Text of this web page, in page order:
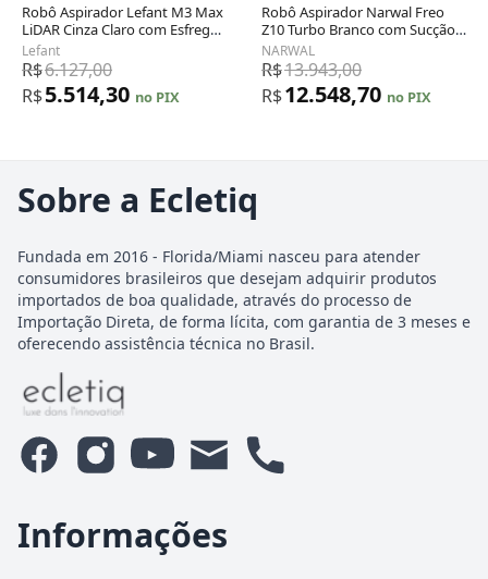
Robô Aspirador Lefant M3 Max
LiDAR Cinza Claro com Esfregão
20.000Pa Autoesvaziamento 90
Dias WiFi 5G
Lefant
R$6.127,00
R$5.514,30 no PIX
Robô Aspirador Narwal Freo
Z10 Turbo Branco com Sucção
25.000Pa Sistema
Autoesvaziamento e Mop
Integrado
NARWAL
R$13.943,00
R$12.548,70 no PIX
Sobre a Ecletiq
Fundada em 2016 - Florida/Miami nasceu para atender
consumidores brasileiros que desejam adquirir produtos
importados de boa qualidade, através do processo de
Importação Direta, de forma lícita, com garantia de 3 meses e
oferecendo assistência técnica no Brasil.
Informações